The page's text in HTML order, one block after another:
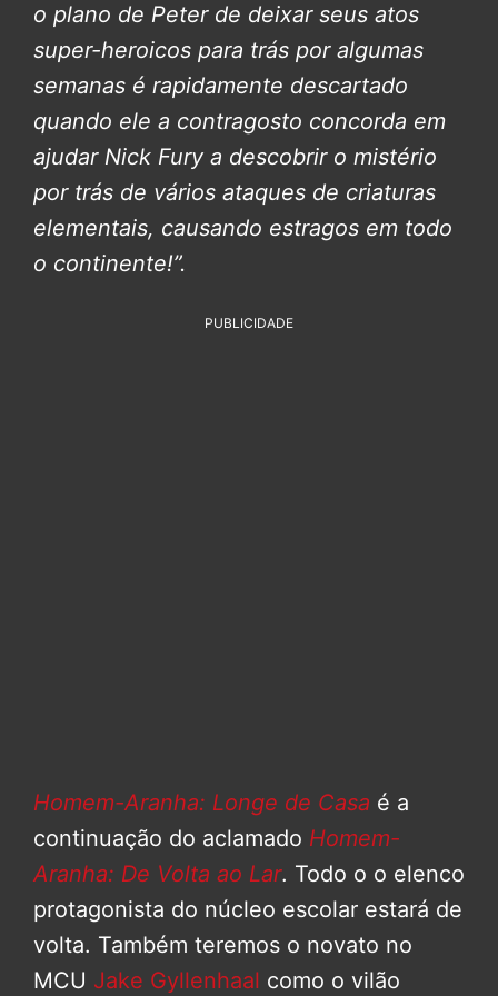
o plano de Peter de deixar seus atos
super-heroicos para trás por algumas
semanas é rapidamente descartado
quando ele a contragosto concorda em
ajudar Nick Fury a descobrir o mistério
por trás de vários ataques de criaturas
elementais, causando estragos em todo
o continente!”.
PUBLICIDADE
Homem-Aranha: Longe de Casa é a
continuação do aclamado Homem-
Aranha: De Volta ao Lar. Todo o o elenco
protagonista do núcleo escolar estará de
volta. Também teremos o novato no
MCU Jake Gyllenhaal como o vilão